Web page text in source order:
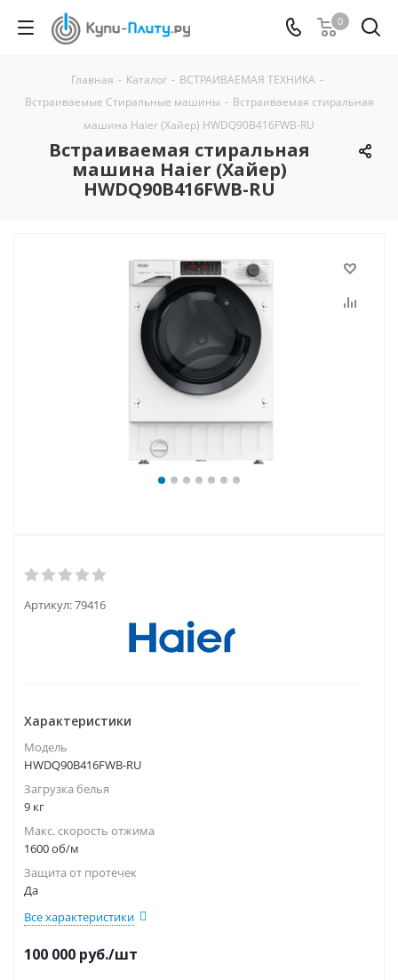
0
Главная - Каталог - ВСТРАИВАЕМАЯ ТЕХНИКА -
Встраиваемые Стиральные машины - Встраиваемая стиральная
машина Haier (Хайер) HWDQ90B416FWB-RU
Встраиваемая стиральная
машина Haier (Хайер)
HWDQ90B416FWB-RU
Артикул:79416
Характеристики
Модель
HWDQ90B416FWB-RU
Загрузка белья
9 кг
Макс. скорость отжима
1600 об/м
Защита от протечек
Да
Все характеристики
100 000 руб./шт